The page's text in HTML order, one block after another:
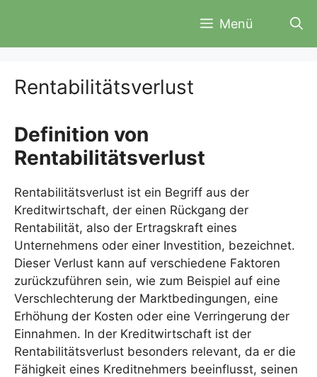
Menü
Rentabilitätsverlust
Definition von
Rentabilitätsverlust
Rentabilitätsverlust ist ein Begriff aus der
Kreditwirtschaft, der einen Rückgang der
Rentabilität, also der Ertragskraft eines
Unternehmens oder einer Investition, bezeichnet.
Dieser Verlust kann auf verschiedene Faktoren
zurückzuführen sein, wie zum Beispiel auf eine
Verschlechterung der Marktbedingungen, eine
Erhöhung der Kosten oder eine Verringerung der
Einnahmen. In der Kreditwirtschaft ist der
Rentabilitätsverlust besonders relevant, da er die
Fähigkeit eines Kreditnehmers beeinflusst, seinen